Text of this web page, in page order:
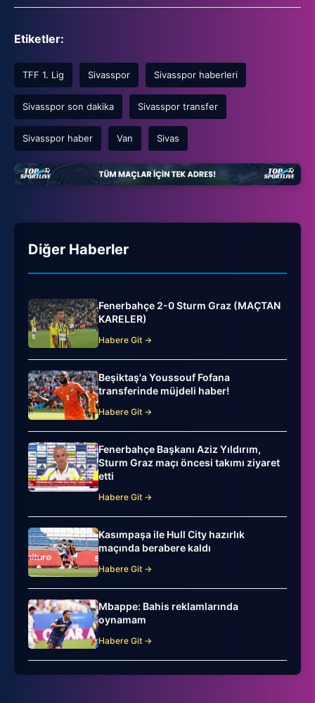
Etiketler:
TFF 1. Lig Sivasspor Sivasspor haberleri
Sivasspor son dakika Sivasspor transfer
Sivasspor haber Van Sivas
Diğer Haberler
Fenerbahçe 2-0 Sturm Graz (MAÇTAN
KARELER)
Habere Git →
Beşiktaş'a Youssouf Fofana
transferinde müjdeli haber!
Habere Git →
Fenerbahçe Başkanı Aziz Yıldırım,
Sturm Graz maçı öncesi takımı ziyaret
etti
Habere Git →
Kasımpaşa ile Hull City hazırlık
maçında berabere kaldı
Habere Git →
Mbappe: Bahis reklamlarında
oynamam
Habere Git →